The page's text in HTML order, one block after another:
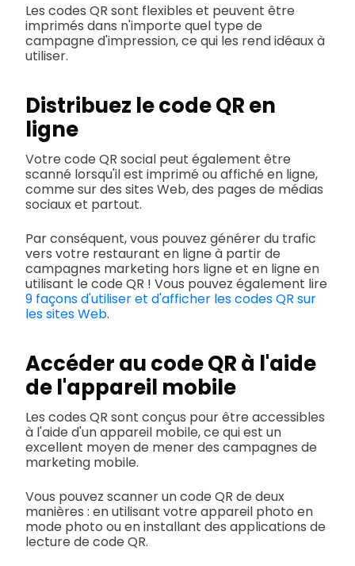
Les codes QR sont flexibles et peuvent être
imprimés dans n'importe quel type de
campagne d'impression, ce qui les rend idéaux à
utiliser.
Distribuez le code QR en
ligne
Votre code QR social peut également être
scanné lorsqu'il est imprimé ou affiché en ligne,
comme sur des sites Web, des pages de médias
sociaux et partout.
Par conséquent, vous pouvez générer du trafic
vers votre restaurant en ligne à partir de
campagnes marketing hors ligne et en ligne en
utilisant le code QR ! Vous pouvez également lire
9 façons d'utiliser et d'afficher les codes QR sur
les sites Web.
Accéder au code QR à l'aide
de l'appareil mobile
Les codes QR sont conçus pour être accessibles
à l'aide d'un appareil mobile, ce qui est un
excellent moyen de mener des campagnes de
marketing mobile.
Vous pouvez scanner un code QR de deux
manières : en utilisant votre appareil photo en
mode photo ou en installant des applications de
lecture de code QR.